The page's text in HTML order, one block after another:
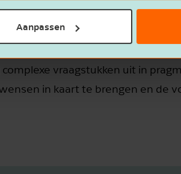
Aanpassen
tegelijktijdig ook wilt dat de
vraagstukken uit in
in kaart te brengen en de
de maandelijkse
gratis tips, adviezen en